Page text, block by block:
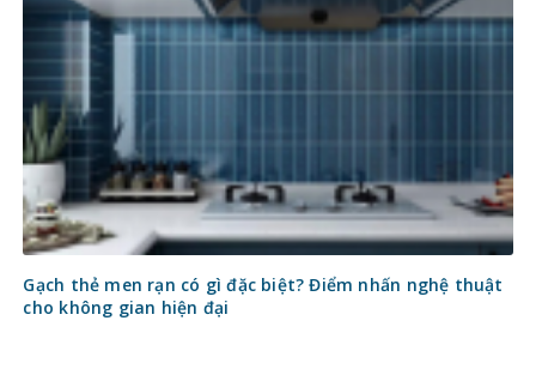
Gạch thẻ men rạn có gì đặc biệt? Điểm nhấn nghệ thuật
cho không gian hiện đại